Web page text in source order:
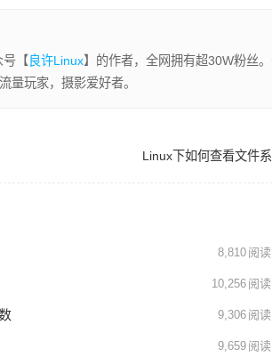
号【 良许Linux】的作者，全网拥有超30W粉丝
量玩家，摄影爱好者。
Linux下如何查看文件系
8,810 阅读
10,256 阅读
9,306 阅读
9,659 阅读